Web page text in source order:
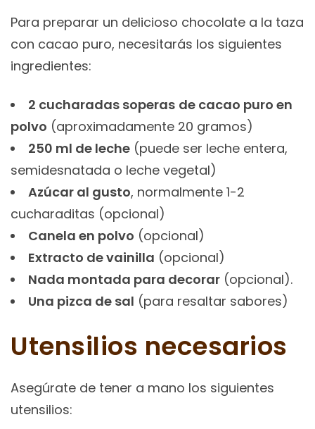
Para preparar un delicioso chocolate a la taza
con cacao puro, necesitarás los siguientes
ingredientes:
2 cucharadas soperas de cacao puro en
polvo (aproximadamente 20 gramos)
250 ml de leche (puede ser leche entera,
semidesnatada o leche vegetal)
Azúcar al gusto, normalmente 1-2
cucharaditas (opcional)
Canela en polvo (opcional)
Extracto de vainilla (opcional)
Nada montada para decorar (opcional).
Una pizca de sal (para resaltar sabores)
Utensilios necesarios
Asegúrate de tener a mano los siguientes
utensilios: